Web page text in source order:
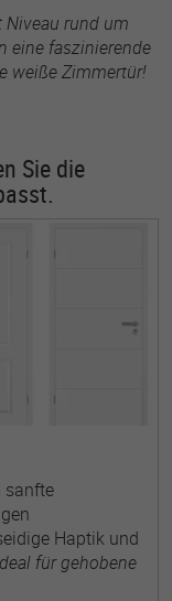
rund um
eine faszinierende
weiße Zimmertür!
Sie die
sanfte
Haptik und
für gehobene